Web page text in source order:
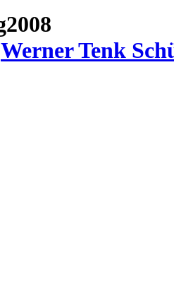
Werner Tenk